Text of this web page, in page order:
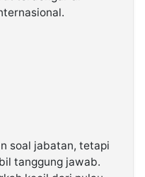
soal jabatan, tetapi
tanggung jawab.